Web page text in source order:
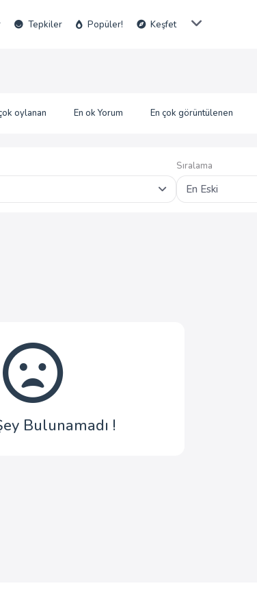
Tepkiler Popüler! Keşfet
oylanan En ok Yorum En çok görüntülenen
Sıralama
En Eski
Bulunamadı !